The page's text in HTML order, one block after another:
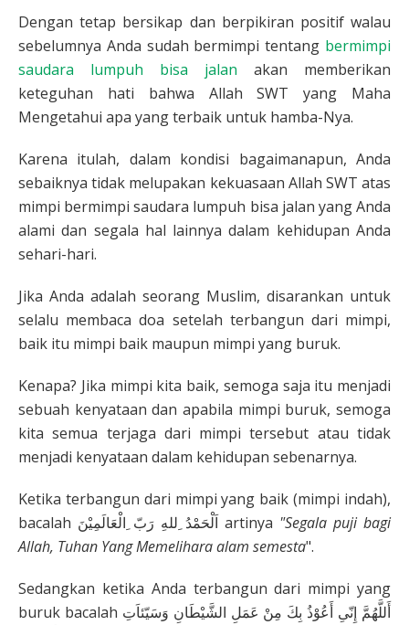
Dengan tetap bersikap dan berpikiran positif walau
sebelumnya Anda sudah bermimpi tentang bermimpi
saudara lumpuh bisa jalan akan memberikan
keteguhan hati bahwa Allah SWT yang Maha
Mengetahui apa yang terbaik untuk hamba-Nya.
Karena itulah, dalam kondisi bagaimanapun, Anda
sebaiknya tidak melupakan kekuasaan Allah SWT atas
mimpi bermimpi saudara lumpuh bisa jalan yang Anda
alami dan segala hal lainnya dalam kehidupan Anda
sehari-hari.
Jika Anda adalah seorang Muslim, disarankan untuk
selalu membaca doa setelah terbangun dari mimpi,
baik itu mimpi baik maupun mimpi yang buruk.
Kenapa? Jika mimpi kita baik, semoga saja itu menjadi
sebuah kenyataan dan apabila mimpi buruk, semoga
kita semua terjaga dari mimpi tersebut atau tidak
menjadi kenyataan dalam kehidupan sebenarnya.
Ketika terbangun dari mimpi yang baik (mimpi indah),
bacalah اَلْحَمْدُ ِللهِ رَبّ ِالْعَالَمِيْنَ artinya "Segala puji bagi
Allah, Tuhan Yang Memelihara alam semesta".
Sedangkan ketika Anda terbangun dari mimpi yang
buruk bacalah أَللَّهُمَّ إِنّىِ أَعُوْذُ بِكَ مِنْ عَمَلِ الشَّيْطَانِ وَسَيّئاَتِ